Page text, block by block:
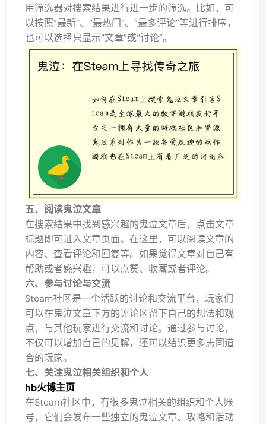
用筛选器对搜索结果进行进一步的筛选。比如，可
以按照“最新”、“最热门”、“最多评论”等进行排序，
也可以选择只显示“文章”或“讨论”。
五、阅读鬼泣文章
在搜索结果中找到感兴趣的鬼泣文章后，点击文章
标题即可进入文章页面。在这里，可以阅读文章的
内容、查看评论和回复等。如果觉得文章对自己有
帮助或者感兴趣，可以点赞、收藏或者评论。
六、参与讨论与交流
Steam社区是一个活跃的讨论和交流平台，玩家们
可以在鬼泣文章下方的评论区留下自己的想法和观
点，与其他玩家进行交流和讨论。通过参与讨论，
不仅可以增加自己的见解，还可以结识更多志同道
合的玩家。
七、关注鬼泣相关组织和个人
hb火博主页
在Steam社区中，有很多鬼泣相关的组织和个人账
号，它们会发布一些独立的鬼泣文章、攻略和活动